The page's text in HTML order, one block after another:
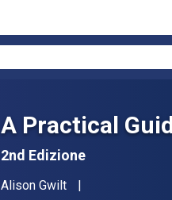
A Practical
2nd Edizione
Autore(i)
Alison Gwilt